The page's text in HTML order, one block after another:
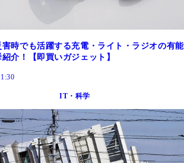
害時でも活躍する充電・ライト・ラジオの有能
介！【即買いガジェット】
IT・科学